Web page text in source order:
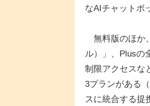
なAIチャットボ
無料版のほか
ル）」、Plusの
制限アクセスな
3プランがある
スに統合する提